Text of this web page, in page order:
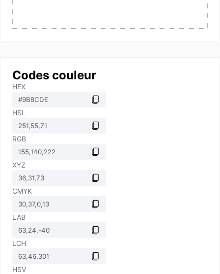
Codes couleur
HEX
HSL
RGB
XYZ
CMYK
LAB
LCH
HSV